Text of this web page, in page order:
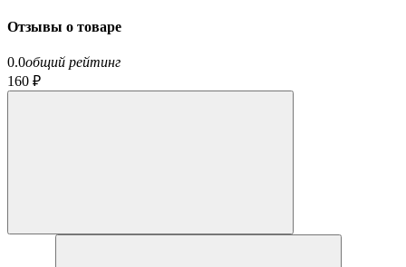
Отзывы о товаре
0.0общий рейтинг
160 ₽